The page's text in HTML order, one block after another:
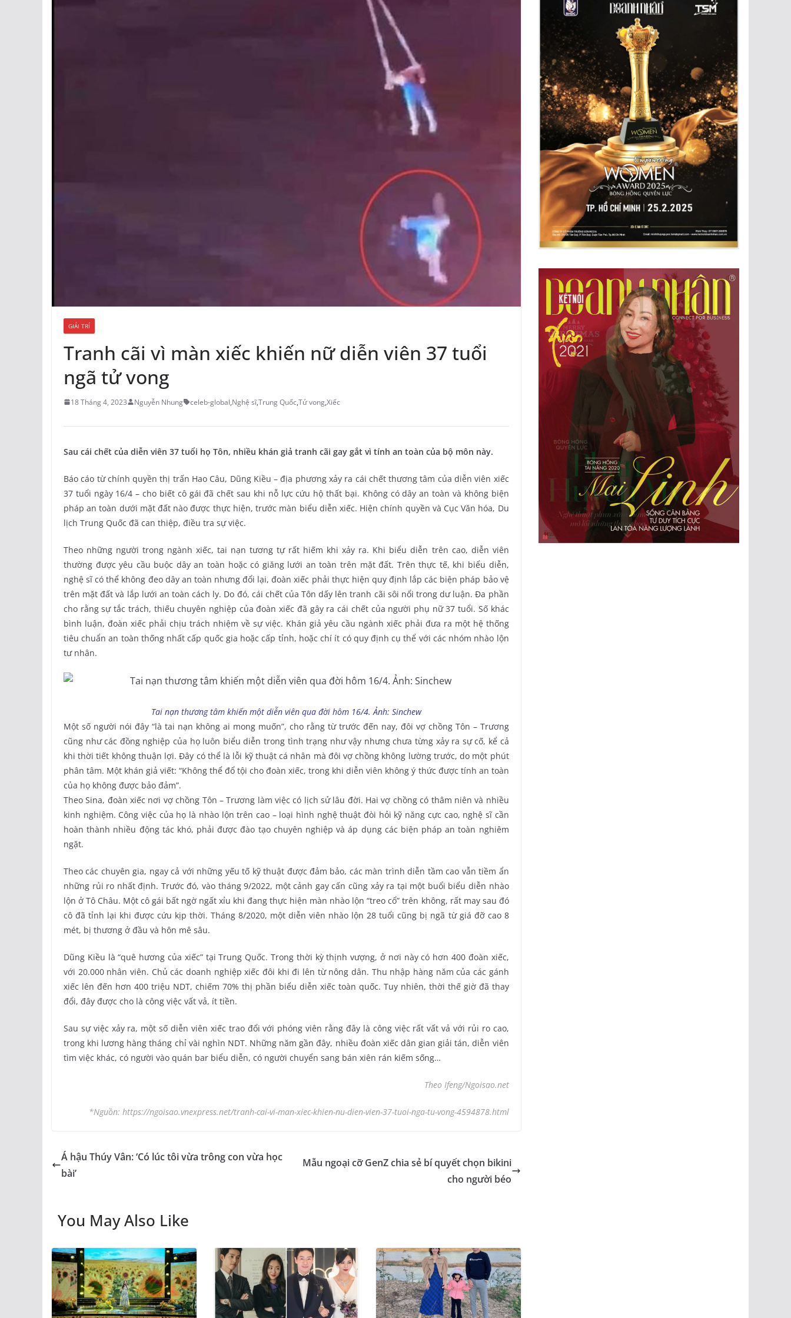
GIẢI TRÍ
Tranh cãi vì màn xiếc khiến nữ diễn viên 37 tuổi
ngã tử vong
18 Tháng 4, 2023 Nguyễn Nhung celeb-global,Nghệ sĩ,Trung Quốc,Tử vong,Xiếc
Sau cái chết của diễn viên 37 tuổi họ Tôn, nhiều khán giả tranh cãi gay gắt vì tính an toàn của bộ môn này.
Báo cáo từ chính quyền thị trấn Hao Câu, Dũng Kiều – địa phương xảy ra cái chết thương tâm của diễn viên xiếc
37 tuổi ngày 16/4 – cho biết cô gái đã chết sau khi nỗ lực cứu hộ thất bại. Không có dây an toàn và không biện
pháp an toàn dưới mặt đất nào được thực hiện, trước màn biểu diễn xiếc. Hiện chính quyền và Cục Văn hóa, Du
lịch Trung Quốc đã can thiệp, điều tra sự việc.
Theo những người trong ngành xiếc, tai nạn tương tự rất hiếm khi xảy ra. Khi biểu diễn trên cao, diễn viên
thường được yêu cầu buộc dây an toàn hoặc có giăng lưới an toàn trên mặt đất. Trên thực tế, khi biểu diễn,
nghệ sĩ có thể không đeo dây an toàn nhưng đổi lại, đoàn xiếc phải thực hiện quy định lắp các biện pháp bảo vệ
trên mặt đất và lắp lưới an toàn cách ly. Do đó, cái chết của Tôn dấy lên tranh cãi sôi nổi trong dư luận. Đa phần
cho rằng sự tắc trách, thiếu chuyên nghiệp của đoàn xiếc đã gây ra cái chết của người phụ nữ 37 tuổi. Số khác
bình luận, đoàn xiếc phải chịu trách nhiệm về sự việc. Khán giả yêu cầu ngành xiếc phải đưa ra một hệ thống
tiêu chuẩn an toàn thống nhất cấp quốc gia hoặc cấp tỉnh, hoặc chí ít có quy định cụ thể với các nhóm nhào lộn
tư nhân.
Tai nạn thương tâm khiến một diễn viên qua đời hôm 16/4. Ảnh: Sinchew
Một số người nói đây “là tai nạn không ai mong muốn”, cho rằng từ trước đến nay, đôi vợ chồng Tôn – Trương
cũng như các đồng nghiệp của họ luôn biểu diễn trong tình trạng như vậy nhưng chưa từng xảy ra sự cố, kể cả
khi thời tiết không thuận lợi. Đây có thể là lỗi kỹ thuật cá nhân mà đôi vợ chồng không lường trước, do một phút
phân tâm. Một khán giả viết: “Không thể đổ tội cho đoàn xiếc, trong khi diễn viên không ý thức được tính an toàn
của họ không được bảo đảm”.
Theo Sina, đoàn xiếc nơi vợ chồng Tôn – Trương làm việc có lịch sử lâu đời. Hai vợ chồng có thâm niên và nhiều
kinh nghiệm. Công việc của họ là nhào lộn trên cao – loại hình nghệ thuật đòi hỏi kỹ năng cực cao, nghệ sĩ cần
hoàn thành nhiều động tác khó, phải được đào tạo chuyên nghiệp và áp dụng các biện pháp an toàn nghiêm
ngặt.
Theo các chuyên gia, ngay cả với những yếu tố kỹ thuật được đảm bảo, các màn trình diễn tầm cao vẫn tiềm ẩn
những rủi ro nhất định. Trước đó, vào tháng 9/2022, một cảnh gay cấn cũng xảy ra tại một buổi biểu diễn nhào
lộn ở Tô Châu. Một cô gái bất ngờ ngất xỉu khi đang thực hiện màn nhào lộn “treo cổ” trên không, rất may sau đó
cô đã tỉnh lại khi được cứu kịp thời. Tháng 8/2020, một diễn viên nhào lộn 28 tuổi cũng bị ngã từ giá đỡ cao 8
mét, bị thương ở đầu và hôn mê sâu.
Dũng Kiều là “quê hương của xiếc” tại Trung Quốc. Trong thời kỳ thịnh vượng, ở nơi này có hơn 400 đoàn xiếc,
với 20.000 nhân viên. Chủ các doanh nghiệp xiếc đôi khi đi lên từ nông dân. Thu nhập hàng năm của các gánh
xiếc lên đến hơn 400 triệu NDT, chiếm 70% thị phần biểu diễn xiếc toàn quốc. Tuy nhiên, thời thế giờ đã thay
đổi, đây được cho là công việc vất vả, ít tiền.
Sau sự việc xảy ra, một số diễn viên xiếc trao đổi với phóng viên rằng đây là công việc rất vất vả với rủi ro cao,
trong khi lương hàng tháng chỉ vài nghìn NDT. Những năm gần đây, nhiều đoàn xiếc dân gian giải tán, diễn viên
tìm việc khác, có người vào quán bar biểu diễn, có người chuyển sang bán xiên rán kiếm sống…
Theo Ifeng/Ngoisao.net
*Nguồn: https://ngoisao.vnexpress.net/tranh-cai-vi-man-xiec-khien-nu-dien-vien-37-tuoi-nga-tu-vong-4594878.html
Á hậu Thúy Vân: ‘Có lúc tôi vừa trông con vừa học
bài’
Mẫu ngoại cỡ GenZ chia sẻ bí quyết chọn bikini
cho người béo
You May Also Like